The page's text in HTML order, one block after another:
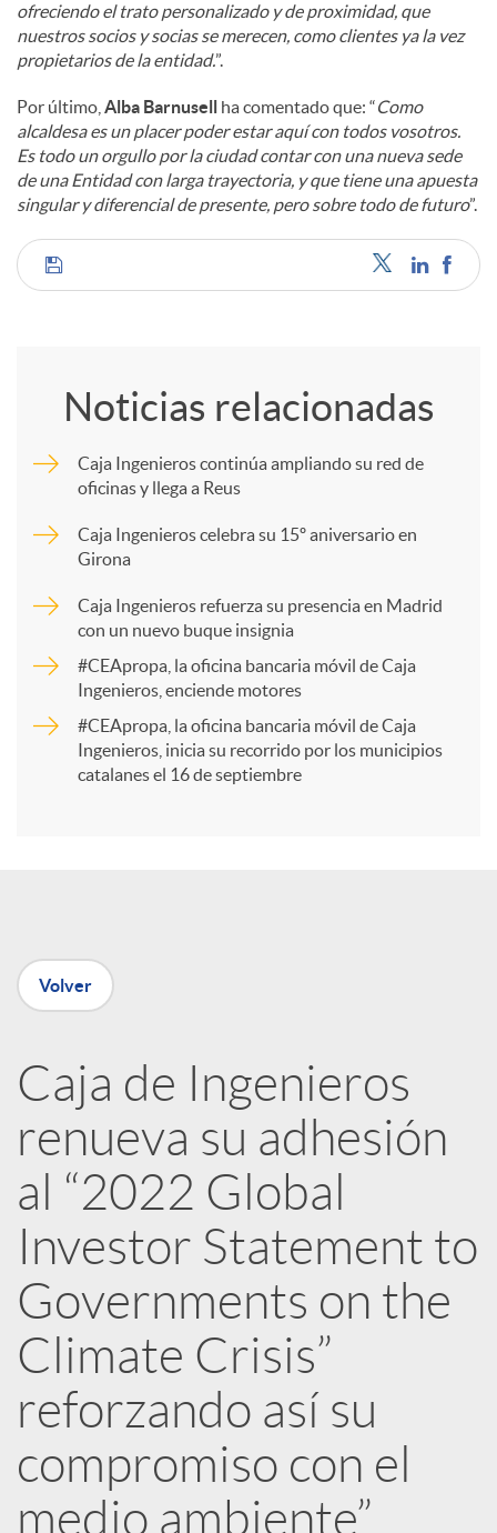
ofreciendo el trato personalizado y de proximidad, que
nuestros socios y socias se merecen, como clientes ya la vez
propietarios de la entidad.”.
Por último, Alba Barnusell ha comentado que: “Como
alcaldesa es un placer poder estar aquí con todos vosotros.
Es todo un orgullo por la ciudad contar con una nueva sede
de una Entidad con larga trayectoria, y que tiene una apuesta
singular y diferencial de presente, pero sobre todo de futuro”.
C
m
r
t
n
R
e
d
e
s
S
o
Noticias relacionadas
Caja Ingenieros continúa ampliando su red de
oficinas y llega a Reus
Caja Ingenieros celebra su 15º aniversario en
Girona
Caja Ingenieros refuerza su presencia en Madrid
con un nuevo buque insignia
#CEApropa, la oficina bancaria móvil de Caja
Ingenieros, enciende motores
#CEApropa, la oficina bancaria móvil de Caja
Ingenieros, inicia su recorrido por los municipios
catalanes el 16 de septiembre
Volver
Caja de Ingenieros
renueva su adhesión
al “2022 Global
Investor Statement to
Governments on the
Climate Crisis”
reforzando así su
compromiso con el
medio ambiente”